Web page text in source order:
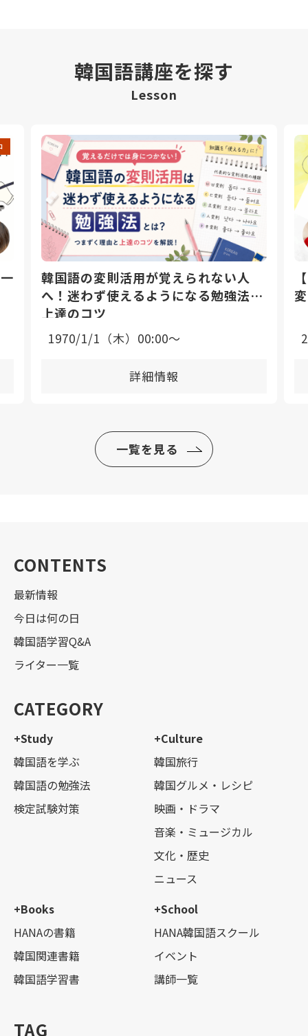
韓国語講座を探す
Lesson
韓国語の変則活用が覚えられない人
へ！迷わず使えるようになる勉強法と
上達のコツ
1970/1/1（木）00:00〜
詳細情報
一覧を見る
CONTENTS
最新情報
今日は何の日
韓国語学習Q&A
ライター一覧
CATEGORY
+Study
韓国語を学ぶ
韓国語の勉強法
検定試験対策
+Culture
韓国旅行
韓国グルメ・レシピ
映画・ドラマ
音楽・ミュージカル
文化・歴史
ニュース
+Books
HANAの書籍
韓国関連書籍
韓国語学習書
+School
HANA韓国語スクール
イベント
講師一覧
TAG